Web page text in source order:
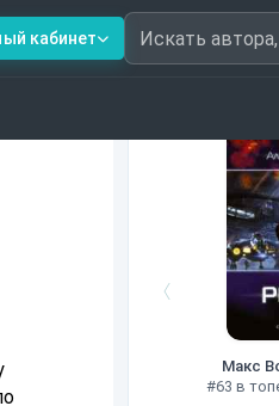
кабинет Искать автора,
Книги
Макс
#63 в